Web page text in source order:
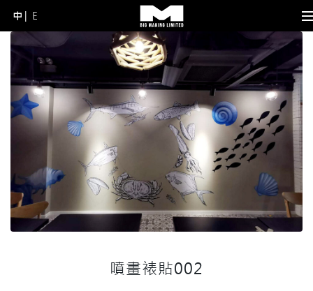
Skip
(Press
Enter)
中 E
噴畫裱貼002